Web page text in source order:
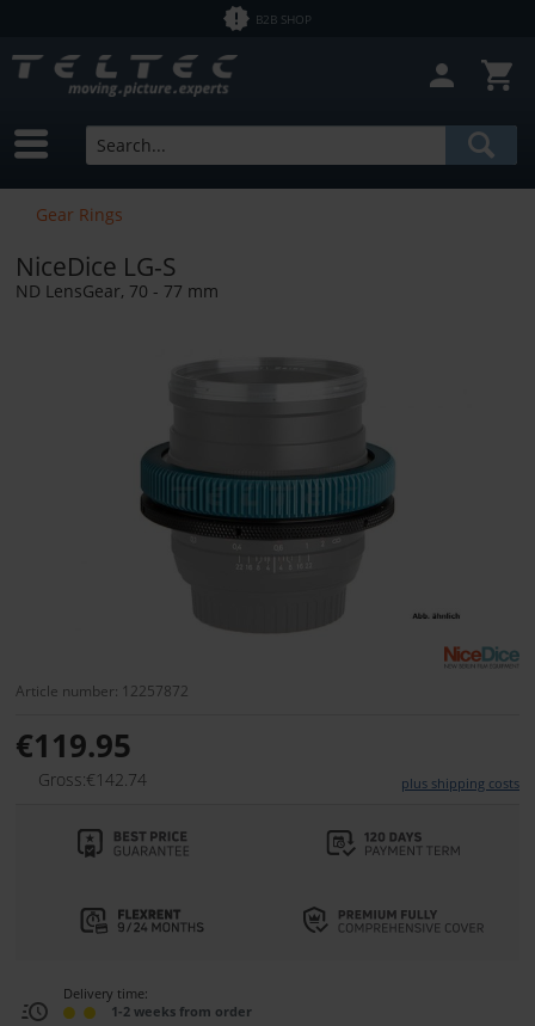
B2B SHOP
Gear Rings
NiceDice LG-S
ND LensGear, 70 - 77 mm
Article number: 12257872
€119.95
Gross:€142.74 plus shipping costs
Delivery time:
1-2 weeks from order
In Stock
Brands
from